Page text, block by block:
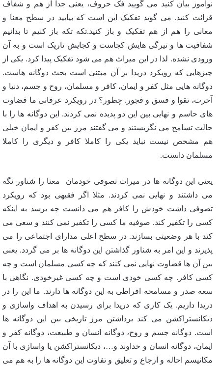
نوآموز بیان کنید می گویید فک حروف، یعنی جدا از هم و شفاف
قرائت کنید. می گوید تفکیک این است که بیایید در سطح معنا و
معانی را هم از هم تفکیک و باز کنید.تکه تکه باز کنیم تا بدانیم
شفافیت ها و تیرگی هایش کجاست و کجایش تاریک است و به آن
ورودی نشده. لذا در این میراث هم می شود تفکیک پیدا کرد. یکی از
چیزهایی که رویکرد دریدا بر آن مبتنی است بحث دوگانه هاست.
دوگانه هایی مثل کفر و ایمان، کافر و مسلمان، روح و جسم، دنیا و
آخرت، تقوا و فسق و فجور. چطور؟ در رویکرد عرفانی ما قضاوت
های حاسم و نهایی بین این دو پدیده نمی کردند. این دوگانه ها را با
حالت تسامح می نگریستند و می گفتند مرز بین کفر و ایمان خیلی
هم مشخص نیست نباید یکی را کاملا کافر و دیگری را کاملا
مسلمان دانست.
یعنی این دوگانه ها در میراث تصوفی خودمان معنا را شناور نگه
می داشتند و نهایی نمی کردند. مثلا اگر فقیهی بود که رویکرد
تصوفی داشت خودش را کافر هم می دانست چه برسد به اینکه
کسی را تکفیر کند. صوفیه ما کسی را تکفیر نمی کنند و سعی می
کند با هر وضعیتی بسازند. در سطح اعلی مدارای اجتماعی را می
پذیرند و این امر به شناور گذاشتن این دوگانه ها بر می گردد. یعنی
بین آن ها قضاوت نهایی نمی کنند که چه کسی مسلمان است و چه
کسی کافر. چه کسی خودی است و چه کسی غیرخودی. نگاهی با
سعه صدر و مسامحه افراطی به این دوگانه ها دارند. ما این را در
دریدا داریم. یک کاری که دریدا برای رسیدن به اهداف واسازی و
دیکانستراکشن می کند برداشتن مرز تاریخی بین این دوگانه ها
است. دوگانه جسم و روح، دوگانه انسان و طبیعت، دوگانه کفر و
ایمان، دوگانه انسان و خداوند و…، دیکانستراکشن یا واسازی با آن
مکانیسم احاله و ارجاع و تعلیق و تفاوت این دوگانه ها را به هم می